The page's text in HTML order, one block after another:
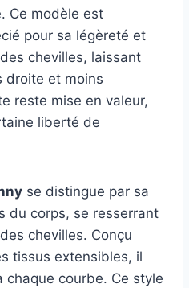
Ce modèle est
pour sa légèreté et
chevilles, laissant
droite et moins
reste mise en valeur,
liberté de
se distingue par sa
du corps, se resserrant
chevilles. Conçu
tissus extensibles, il
chaque courbe. Ce style